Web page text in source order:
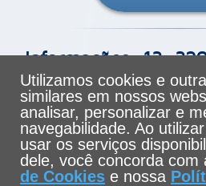
Informações: 13.
1477/1478 -
Utilizamos cookies e
similares em nossos
analisar, personalizar e
navegabilidade. Ao
usar os serviços
dele, você concorda com
de Cookies e nossa